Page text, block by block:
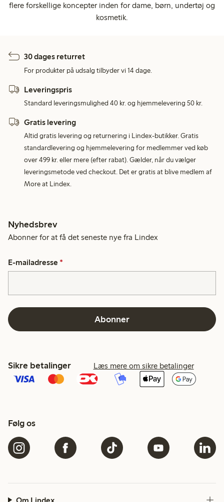
flere forskellige koncepter inden for dame, børn, undertøj og
kosmetik.
30 dages returret
For produkter på udsalg tilbyder vi 14 dage.
Leveringspris
Standard leveringsmulighed 40 kr. og hjemmelevering 50 kr.
Gratis levering
Altid gratis levering og returnering i Lindex-butikker. Gratis
standardlevering og hjemmelevering for medlemmer ved køb
over 499 kr. eller mere (efter rabat). Gælder, når du vælger
leveringsmetode ved checkout. Det er gratis at blive medlem af
More at Lindex.
Nyhedsbrev
Abonner for at få det seneste nye fra Lindex
E-mailadresse *
Abonner
Sikre betalinger Læs mere om sikre betalinger
Følg os